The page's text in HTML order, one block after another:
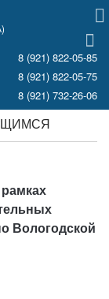
8 (921) 822-05-85
8 (921) 822-05-75
8 (921) 732-26-06
Вологодской